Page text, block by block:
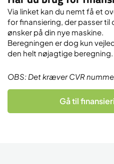
Via linket kan du nemt få et
for finansiering, der passer til
ønsker på din nye maskine.
Beregningen er dog kun
den helt nøjagtige beregning.
OBS: Det kræver CVR
Gå til